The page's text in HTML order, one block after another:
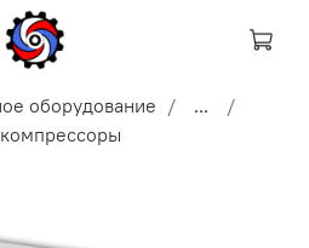
оборудование
...